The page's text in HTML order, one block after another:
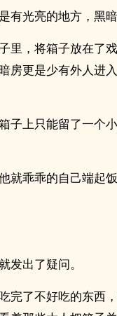
光亮的地方，黑暗
里，将箱子放在了
房更是少有外人进
子上只能留了一个
就乖乖的自己端起
发出了疑问。
完了不好吃的东西